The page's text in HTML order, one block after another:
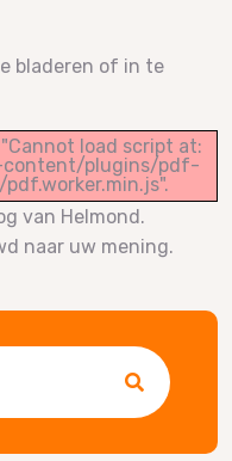
bladeren of in te
load script at:
plugins/pdf-
van Helmond.
naar uw mening.